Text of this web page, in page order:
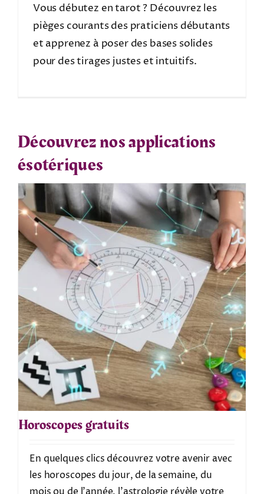
Vous débutez en tarot ? Découvrez les
pièges courants des praticiens débutants
et apprenez à poser des bases solides
pour des tirages justes et intuitifs.
Découvrez nos applications
ésotériques
Horoscopes gratuits
En quelques clics découvrez votre avenir avec
les horoscopes du jour, de la semaine, du